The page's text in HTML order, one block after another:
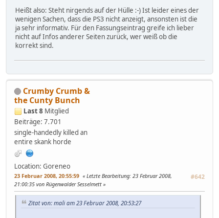
Heißt also: Steht nirgends auf der Hülle :-) Ist leider eines der
wenigen Sachen, dass die PS3 nicht anzeigt, ansonsten ist die
ja sehr informativ. Für den Fassungseintrag greife ich lieber
nicht auf Infos anderer Seiten zurück, wer weiß ob die
korrekt sind.
Crumby Crumb &
the Cunty Bunch
Last 8 Mitglied
Beiträge: 7.701
single-handedly killed an
entire skank horde
Location: Goreneo
23 Februar 2008, 20:55:59 #642
Letzte Bearbeitung: 23 Februar 2008,
21:00:35 von Rügenwalder Sesselmett
Zitat von: mali am 23 Februar 2008, 20:53:27